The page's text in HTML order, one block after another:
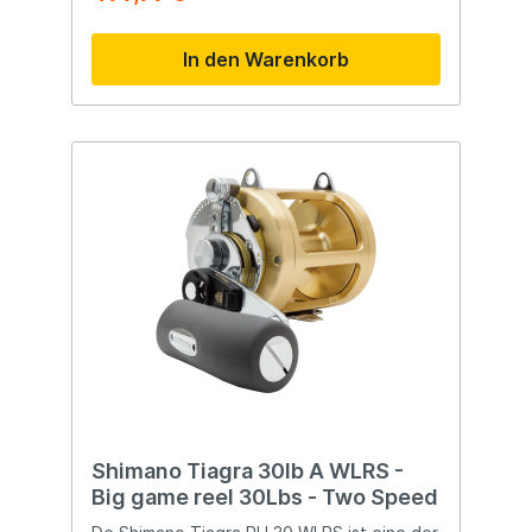
Körper ausgestattet, der mit einer schönen
goldfarbenen Beschichtung veredelt
wurde. Diese Wurfrolle ist mit insgesamt elf
Kugellagern und einem Rollenkugellager
Betrieb sorgt. Außerdem ist die Shimano
Calcutta Conquest MD mit dem SVS-
Bremssystem ausgestattet, das für
zusätzliche Kontrolle beim Werfen sorgt.
Technische Daten 301 XG LH:
Leinenkapazität Nylon: 0,365 mm - 160
Umdrehung) Gewicht: 360 Gramm
Kugellager: 11+1 Linkshändig
In den Warenkorb
Shimano Tiagra 30lb A WLRS -
Big game reel 30Lbs - Two Speed